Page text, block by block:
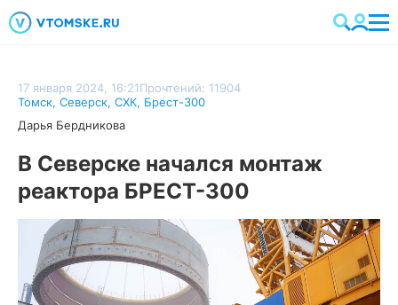
17 января 2024, 16:21Прочтений: 11904
Томск, Северск, СХК, Брест-300
Дарья Бердникова
В Северске начался монтаж
реактора БРЕСТ-300